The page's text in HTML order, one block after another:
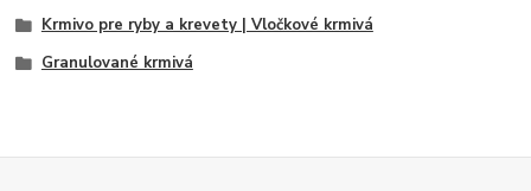
Krmivo pre ryby a krevety | Vločkové krmivá
Granulované krmivá